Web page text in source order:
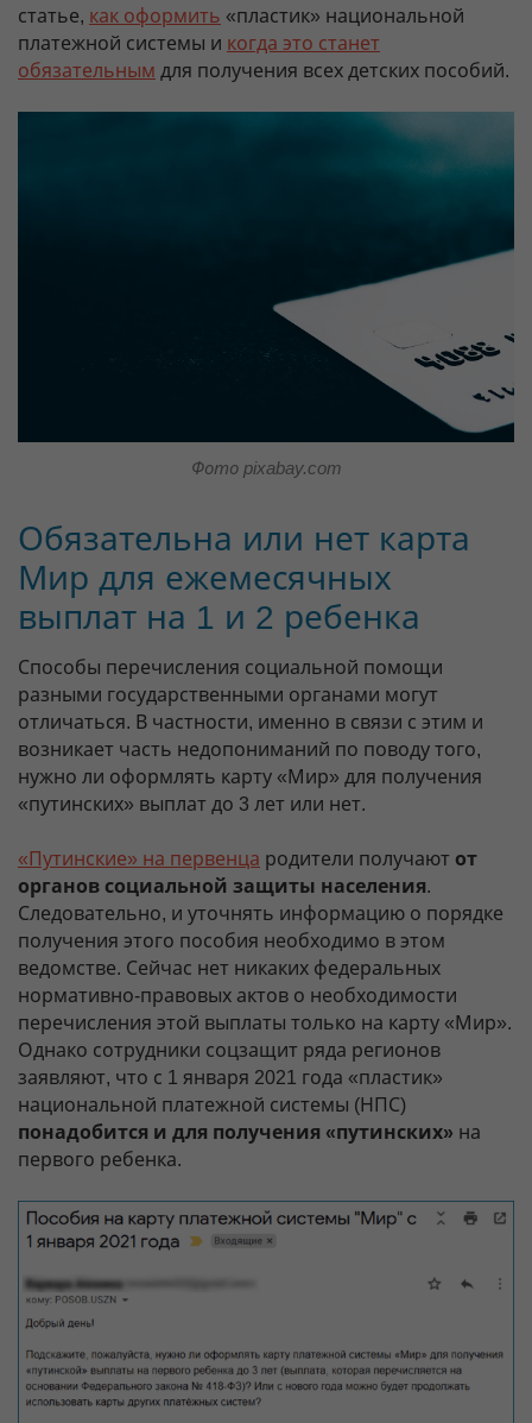
статье, как оформить «пластик» национальной
платежной системы и когда это станет
обязательным для получения всех детских пособий.
Фото pixabay.com
Обязательна или нет карта
Мир для ежемесячных
выплат на 1 и 2 ребенка
Способы перечисления социальной помощи
разными государственными органами могут
отличаться. В частности, именно в связи с этим и
возникает часть недопониманий по поводу того,
нужно ли оформлять карту «Мир» для получения
«путинских» выплат до 3 лет или нет.
«Путинские» на первенца родители получают от
органов социальной защиты населения.
Следовательно, и уточнять информацию о порядке
получения этого пособия необходимо в этом
ведомстве. Сейчас нет никаких федеральных
нормативно-правовых актов о необходимости
перечисления этой выплаты только на карту «Мир».
Однако сотрудники соцзащит ряда регионов
заявляют, что с 1 января 2021 года «пластик»
национальной платежной системы (НПС)
понадобится и для получения «путинских» на
первого ребенка.